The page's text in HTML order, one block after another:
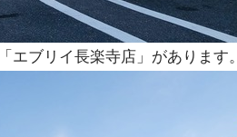
ブリイ長楽寺店」があります。